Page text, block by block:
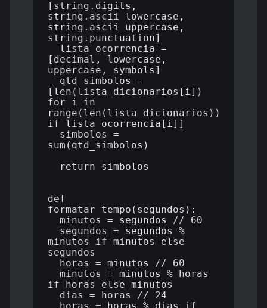
[string.digits,
string.ascii_lowercase,
string.ascii_uppercase,
string.punctuation]
[decimal, lowercase,
uppercase, symbols]
[len(lista_dicionarios[i])
for i in
range(len(lista_dicionarios))
if lista_ocorrencia[i]]
sum(qtd_simbolos)
def
formatar_tempo(segundos):
minutos if minutos else
segundos
if horas else minutos